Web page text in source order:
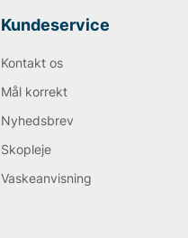
Kundeservice
Kontakt os
Mål korrekt
Nyhedsbrev
Skopleje
Vaskeanvisning